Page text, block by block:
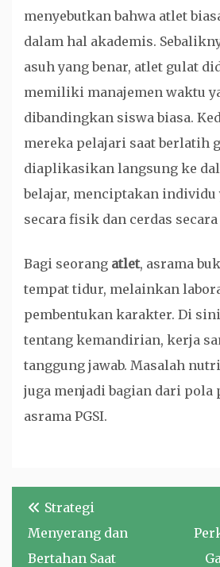
menyebutkan bahwa atlet
dalam hal akademis.
asuh yang benar, atlet gulat
memiliki manajemen waktu
dibandingkan siswa biasa.
mereka pelajari saat berlatih
diaplikasikan langsung ke
belajar, menciptakan individu
secara fisik dan cerdas
Bagi seorang atlet, asrama
tempat tidur, melainkan
pembentukan karakter. Di
tentang kemandirian, kerja
tanggung jawab. Masalah
juga menjadi bagian dari pola
asrama PGSI.
Navigasi
pos
Strategi
Menyerang dan
Bertahan Saat